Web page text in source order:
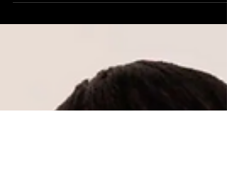
Trueno, la emotividad de San Tosielo, la
frescura de Hana Fox y el talentazo de
diferente, una historia que se cuenta con
ritmos que te atrapan y letras que se te
clavan. Así que suban el volumen, porque
esto se va a poner buenísimo.